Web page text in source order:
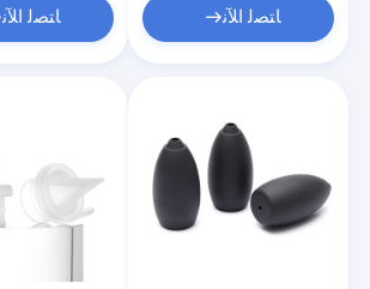
ﺎﺘﺼﻟ ﺍﻶﻧ ﺎﺘﺼﻟ ﺍﻶﻧ